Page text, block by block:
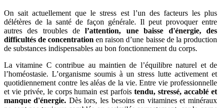
On sait actuellement que le stress est l’un des facteurs les plus
délétères de la santé de façon générale. Il peut provoquer entre
autres des troubles de l’attention, une baisse d'énergie, des
difficultés de concentration en raison d’une baisse de la production
de substances indispensables au bon fonctionnement du corps.
La vitamine C contribue au maintien de l’équilibre naturel et de
l’homéostasie. L’organisme soumis à un stress lutte activement et
quotidiennement contre les aléas de la vie. Entre vie professionnelle
et vie privée, le corps humain est parfois tendu, stressé, accablé et
manque d'énergie. Dès lors, les besoins en vitamines et minéraux